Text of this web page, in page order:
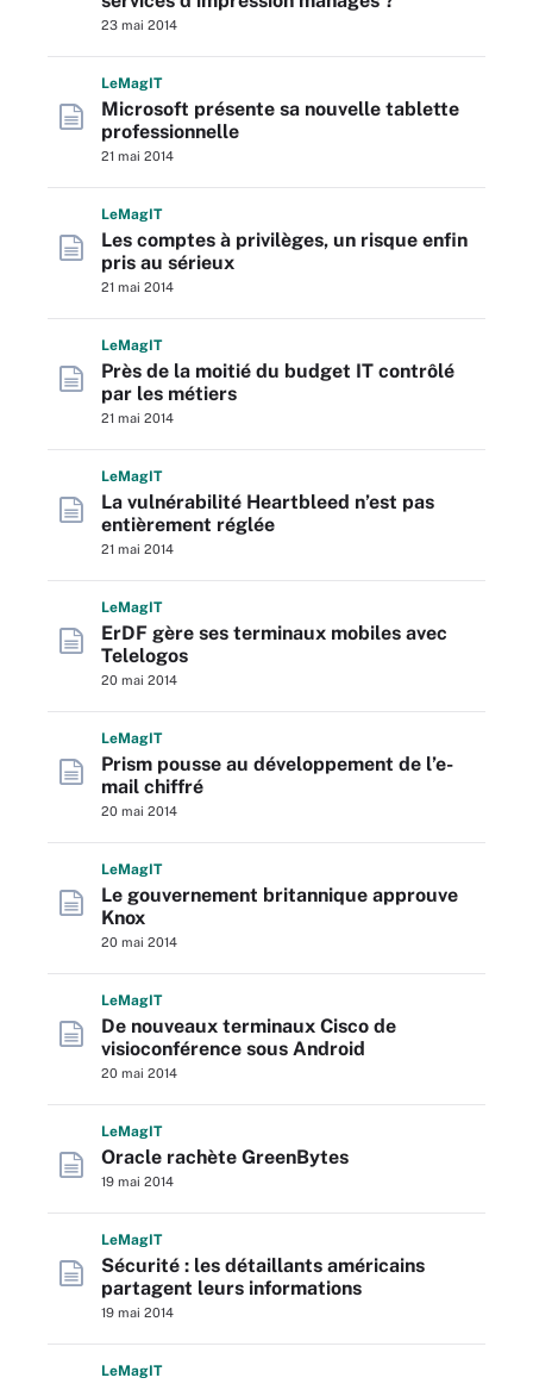
23 mai 2014
LeMagIT
Microsoft présente sa nouvelle tablette
professionnelle
21 mai 2014
LeMagIT
Les comptes à privilèges, un risque enfin
pris au sérieux
21 mai 2014
LeMagIT
Près de la moitié du budget IT contrôlé
par les métiers
21 mai 2014
LeMagIT
La vulnérabilité Heartbleed n’est pas
entièrement réglée
21 mai 2014
LeMagIT
ErDF gère ses terminaux mobiles avec
Telelogos
20 mai 2014
LeMagIT
Prism pousse au développement de l’e-
mail chiffré
20 mai 2014
LeMagIT
Le gouvernement britannique approuve
Knox
20 mai 2014
LeMagIT
De nouveaux terminaux Cisco de
visioconférence sous Android
20 mai 2014
LeMagIT
Oracle rachète GreenBytes
19 mai 2014
LeMagIT
Sécurité : les détaillants américains
partagent leurs informations
19 mai 2014
LeMagIT